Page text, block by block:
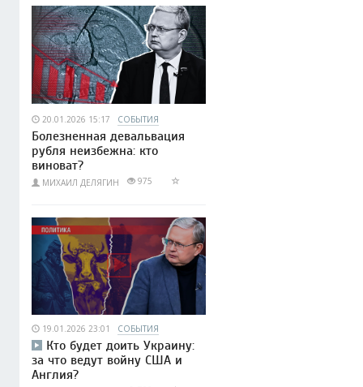
20.01.2026 15:17 СОБЫТИЯ
Болезненная девальвация
рубля неизбежна: кто
виноват?
МИХАИЛ ДЕЛЯГИН 975
19.01.2026 23:01 СОБЫТИЯ
Кто будет доить Украину:
за что ведут войну США и
Англия?